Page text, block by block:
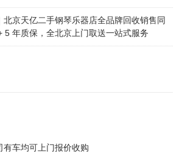
北京天亿二手钢琴乐器店全品牌回收销售同
5 年质保，全北京上门取送一站式服务
车均可上门报价收购